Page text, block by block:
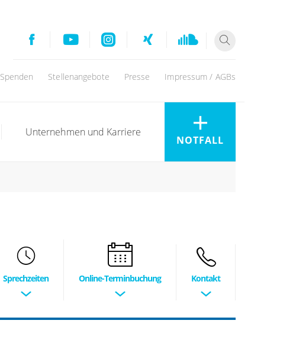
Spenden Stellenangebote Presse Impressum / AGBs
Unternehmen und Karriere
NOTFALL
Sprechzeiten Online-Terminbuchung Kontakt